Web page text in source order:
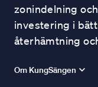
zonindelning
investering i
återhämtning
Om KungSängen